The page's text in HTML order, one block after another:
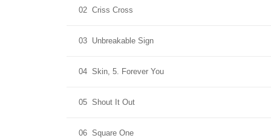
02 Criss Cross
03 Unbreakable Sign
04 Skin, 5. Forever You
05 Shout It Out
06 Square One